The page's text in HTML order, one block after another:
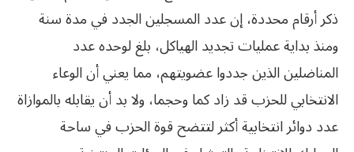
ذكر أرقام محددة، إن عدد المسجلين الجدد في مدة سنة
ومنذ بداية عمليات تجديد الهياكل، بلغ لوحده عدد
المناضلين الذين جددوا عضويتهم، مما يعني أن الوعاء
الانتخابي للحزب قد زاد كما وحجما، ولا بد أن يقابله بالموازاة
عدد دوائر انتخابية أكثر لتتضح قوة الحزب في ساحة